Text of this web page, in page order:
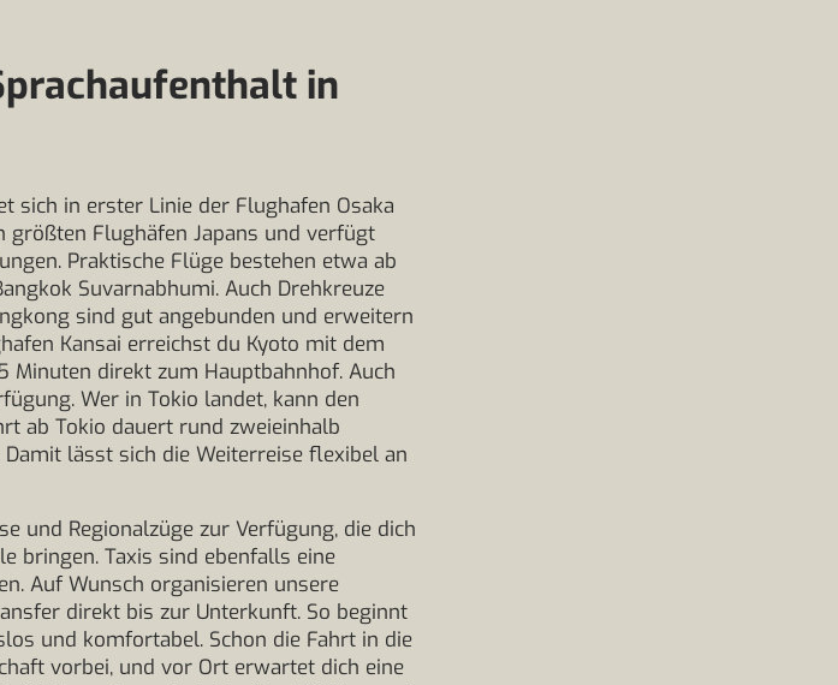
in
sich in erster Linie der Flughafen Osaka
größten Flughäfen Japans und verfügt
Praktische Flüge bestehen etwa ab
Suvarnabhumi. Auch Drehkreuze
sind gut angebunden und erweitern
Kansai erreichst du Kyoto mit dem
Minuten direkt zum Hauptbahnhof. Auch
Wer in Tokio landet, kann den
ab Tokio dauert rund zweieinhalb
lässt sich die Weiterreise flexibel an
und Regionalzüge zur Verfügung, die dich
bringen. Taxis sind ebenfalls eine
Auf Wunsch organisieren unsere
direkt bis zur Unterkunft. So beginnt
und komfortabel. Schon die Fahrt in die
vorbei, und vor Ort erwartet dich eine